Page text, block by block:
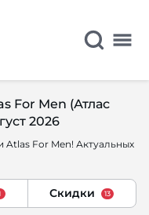
For Men (Атлас
2026
Atlas For Men! Актуальных
Скидки 13